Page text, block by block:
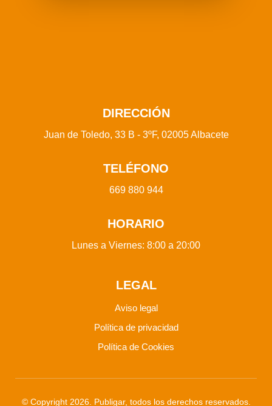
DIRECCIÓN
Juan de Toledo, 33 B - 3ºF, 02005 Albacete
TELÉFONO
669 880 944
HORARIO
Lunes a Viernes: 8:00 a 20:00
LEGAL
Aviso legal
Política de privacidad
Política de Cookies
© Copyright 2026. Publigar, todos los derechos reservados.